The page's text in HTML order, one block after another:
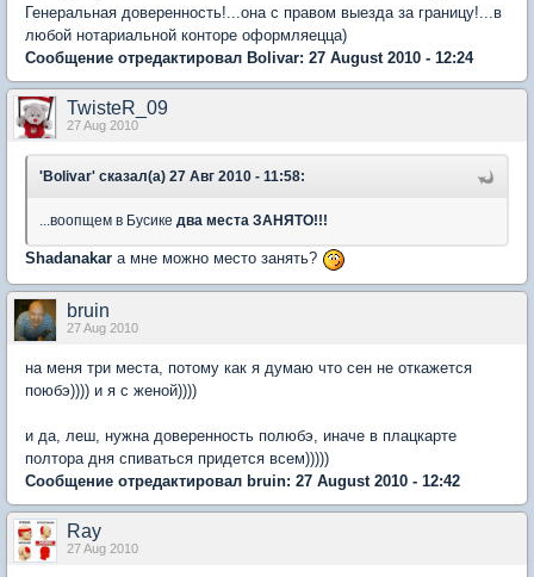
Генеральная доверенность!...она с правом выезда за границу!...в
любой нотариальной конторе оформляецца)
Сообщение отредактировал Bolivar: 27 August 2010 - 12:24
TwisteR_09
27 Aug 2010
'Bolivar' сказал(а) 27 Авг 2010 - 11:58:
...воопщем в Бусике два места ЗАНЯТО!!!
Shadanakar а мне можно место занять?
bruin
27 Aug 2010
на меня три места, потому как я думаю что сен не откажется
поюбэ)))) и я с женой))))
и да, леш, нужна доверенность полюбэ, иначе в плацкарте
полтора дня спиваться придется всем)))))
Сообщение отредактировал bruin: 27 August 2010 - 12:42
Ray
27 Aug 2010